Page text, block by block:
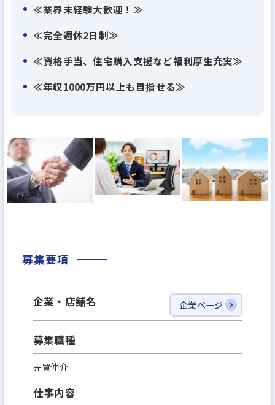
したが、より多くのお客様へ幸せを届けるために
会社の成長に貢献しながら自身の成長も実現できる
絶好の環境で、年齢に関係なく組織の中心となる人
材をお待ちしています。
◎PJチーム
「営業」「設計」「施工管理」によるプロジェクト
チームを組み、相互で連携をしながら1からコンセプ
トを考え、家づくりを進めていきます。
ます。
◎家づくりへのこだわり
その土地やそこに住まうお客様のライフスタイルは
それぞれが特別かつ、1つとして同じものはないから
こそ、メルディアグループは1棟1棟異なる住宅を作
っています。
また住宅は公共の芸術と捉え、お客様だけではな
≪業界未経験大歓迎！≫
≪完全週休2日制≫
≪資格手当、住宅購入支援など福利厚生充実≫
≪年収1000万円以上も目指せる≫
募集要項
企業・店舗名 企業ページ
募集職種
売買仲介
仕事内容